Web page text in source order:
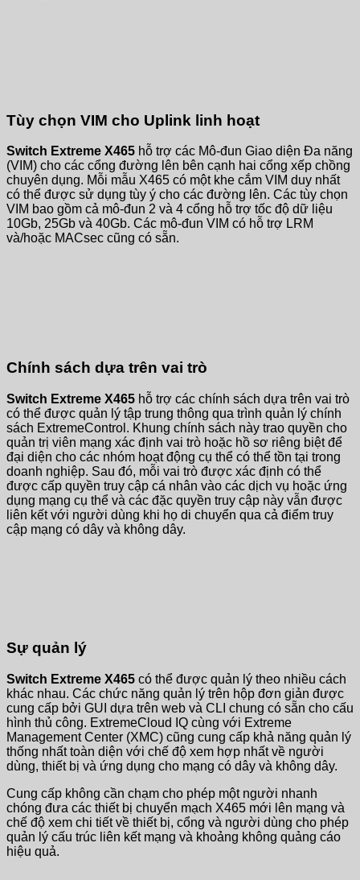
Tùy chọn VIM cho Uplink linh hoạt
Switch Extreme X465 hỗ trợ các Mô-đun Giao diện Đa năng
(VIM) cho các cổng đường lên bên cạnh hai cổng xếp chồng
chuyên dụng. Mỗi mẫu X465 có một khe cắm VIM duy nhất
có thể được sử dụng tùy ý cho các đường lên. Các tùy chọn
VIM bao gồm cả mô-đun 2 và 4 cổng hỗ trợ tốc độ dữ liệu
10Gb, 25Gb và 40Gb. Các mô-đun VIM có hỗ trợ LRM
và/hoặc MACsec cũng có sẵn.
Chính sách dựa trên vai trò
Switch Extreme X465 hỗ trợ các chính sách dựa trên vai trò
có thể được quản lý tập trung thông qua trình quản lý chính
sách ExtremeControl. Khung chính sách này trao quyền cho
quản trị viên mạng xác định vai trò hoặc hồ sơ riêng biệt để
đại diện cho các nhóm hoạt động cụ thể có thể tồn tại trong
doanh nghiệp. Sau đó, mỗi vai trò được xác định có thể
được cấp quyền truy cập cá nhân vào các dịch vụ hoặc ứng
dụng mạng cụ thể và các đặc quyền truy cập này vẫn được
liên kết với người dùng khi họ di chuyển qua cả điểm truy
cập mạng có dây và không dây.
Sự quản lý
Switch Extreme X465 có thể được quản lý theo nhiều cách
khác nhau. Các chức năng quản lý trên hộp đơn giản được
cung cấp bởi GUI dựa trên web và CLI chung có sẵn cho cấu
hình thủ công. ExtremeCloud IQ cùng với Extreme
Management Center (XMC) cũng cung cấp khả năng quản lý
thống nhất toàn diện với chế độ xem hợp nhất về người
dùng, thiết bị và ứng dụng cho mạng có dây và không dây.
Cung cấp không cần chạm cho phép một người nhanh
chóng đưa các thiết bị chuyển mạch X465 mới lên mạng và
chế độ xem chi tiết về thiết bị, cổng và người dùng cho phép
quản lý cấu trúc liên kết mạng và khoảng không quảng cáo
hiệu quả.